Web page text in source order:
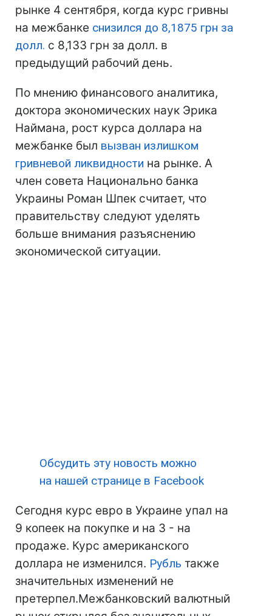
рынке 4 сентября, когда курс гривны
на межбанке снизился до 8,1875 грн за
долл. с 8,133 грн за долл. в
предыдущий рабочий день.
По мнению финансового аналитика,
доктора экономических наук Эрика
Наймана, рост курса доллара на
межбанке был вызван излишком
гривневой ликвидности на рынке. А
член совета Национально банка
Украины Роман Шпек считает, что
правительству следуют уделять
больше внимания разъяснению
экономической ситуации.
Обсудить эту новость можно
на нашей странице в Facebook
Сегодня курс евро в Украине упал на
9 копеек на покупке и на 3 - на
продаже. Курс американского
доллара не изменился. Рубль также
значительных изменений не
претерпел.Межбанковский валютный